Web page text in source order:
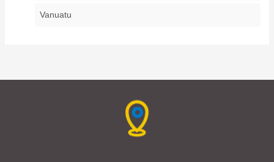
Vanuatu